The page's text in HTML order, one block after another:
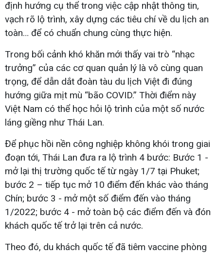
định hướng cụ thể trong việc cập nhật thông tin,
vạch rõ lộ trình, xây dựng các tiêu chí về du lịch an
toàn… để có chuẩn chung cùng thực hiện.
Trong bối cảnh khó khăn mới thấy vai trò “nhạc
trưởng” của các cơ quan quản lý là vô cùng quan
trọng, để dẫn dắt đoàn tàu du lịch Việt đi đúng
hướng giữa mịt mù “bão COVID.” Thời điểm này
Việt Nam có thể học hỏi lộ trình của một số nước
láng giềng như Thái Lan.
Để phục hồi nền công nghiệp không khói trong giai
đoạn tới, Thái Lan đưa ra lộ trình 4 bước: Bước 1 -
mở lại thị trường quốc tế từ ngày 1/7 tại Phuket;
bước 2 – tiếp tục mở 10 điểm đến khác vào tháng
Chín; bước 3 - mở một số điểm đến vào tháng
1/2022; bước 4 - mở toàn bộ các điểm đến và đón
khách quốc tế trở lại trên cả nước.
Theo đó, du khách quốc tế đã tiêm vaccine phòng